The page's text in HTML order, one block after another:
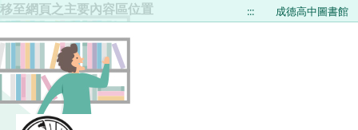
移至網頁之主要內容區位置 ::: 成德高中圖書館